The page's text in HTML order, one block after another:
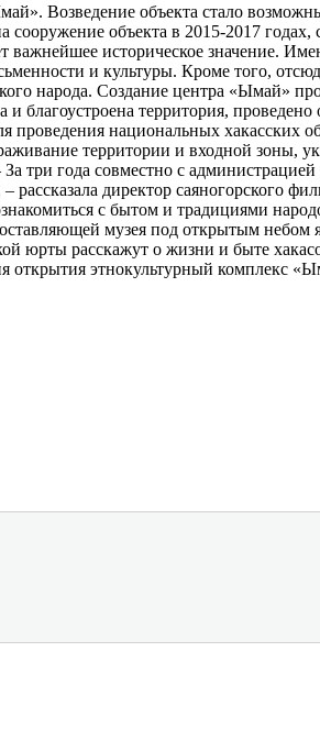
Возведение объекта стало
объекта в 2015-2017 годах,
историческое значение.
и культуры. Кроме того,
народа. Создание центра «Ымай»
территория, проведено
национальных хакасских
территории и входной зоны,
три года совместно с
рассказала директор
с бытом и традициями
музея под открытым небом
юрты расскажут о жизни и быте
этнокультурный комплекс